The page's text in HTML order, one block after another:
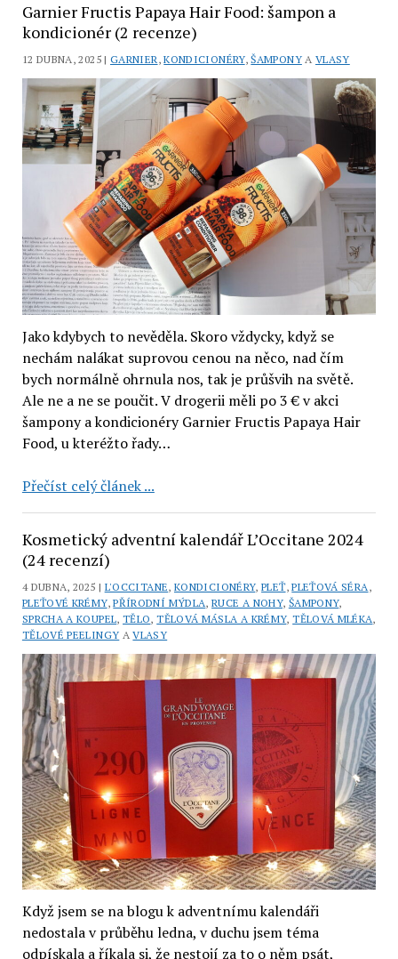
šalvějí
a
citronem,
maska
pro
objem,
a
kondicionér
s
citronem
(3
recenze)
Garnier Fructis Papaya Hair Food: šampon a
kondicionér (2 recenze)
12 DUBNA, 2025 |GARNIER,KONDICIONÉRY,ŠAMPONYA VLASY
Jako kdybych to nevěděla. Skoro vždycky, když se
nechám nalákat suprovou cenou na něco, nad čím
bych normálně ohrnula nos, tak je průšvih na světě.
Ale ne a ne se poučit. V drogerii měli po 3 € v akci
šampony a kondicionéry Garnier Fructis Papaya Hair
Food, u kteréžto řady…
Přečíst celý článek ...Garnier
Hair
šampon
a
kondicionér
(2
recenze)
Kosmetický adventní kalendář L’Occitane 2024
(24 recenzí)
4 DUBNA, 2025 | L'OCCITANE, KONDICIONÉRY,PLEŤ,PLEŤOVÁ SÉRA ,
PLEŤOVÉ KRÉMY,PŘÍRODNÍ MÝDLA,RUCE A NOHY, ŠAMPONY,
SPRCHA A KOUPEL,TĚLO,TĚLOVÁ MÁSLA A KRÉMY,TĚLOVÁ MLÉKA,
TĚLOVÉ PEELINGY AVLASY
Když jsem se na blogu k adventnímu kalendáři
nedostala v průběhu ledna, v duchu jsem téma
odpískala a říkala si, že nestojí za to o něm psát,